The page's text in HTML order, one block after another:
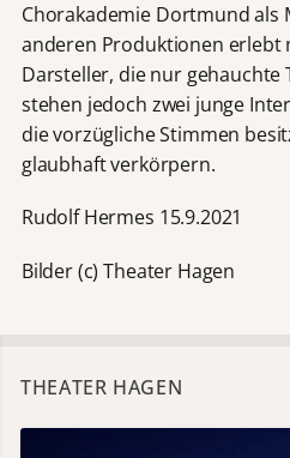
Chorakademie Dortmund als
anderen Produktionen erlebt
Darsteller, die nur gehauchte
stehen jedoch zwei junge
die vorzügliche Stimmen
glaubhaft verkörpern.
Rudolf Hermes 15.9.2021
Bilder (c) Theater Hagen
THEATER HAGEN